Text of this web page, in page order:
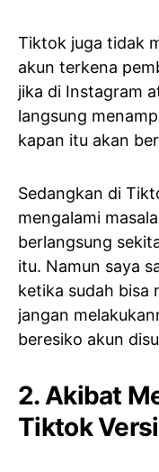
Tiktok juga tidak
akun terkena
jika di Instagram
langsung
kapan itu akan
Sedangkan di
mengalami
berlangsung
itu. Namun saya
ketika sudah bisa
jangan
beresiko akun
2. Akibat
Tiktok